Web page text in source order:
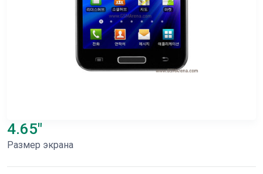
4.65"
Размер экрана